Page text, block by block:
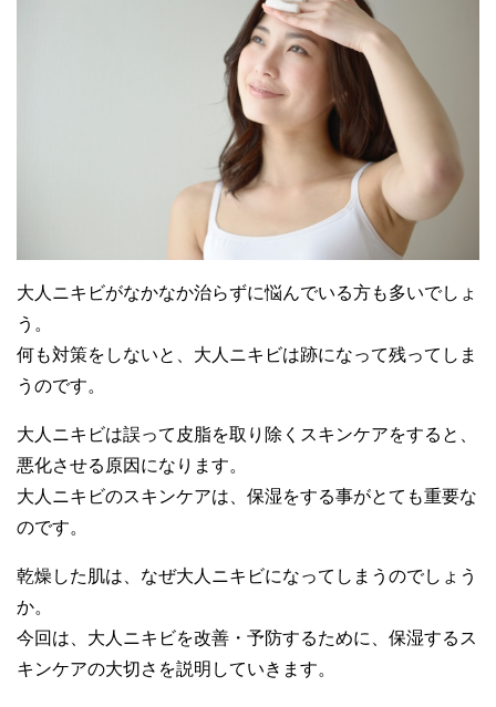
大人ニキビがなかなか治らずに悩んでいる方も多いでしょ
う。
何も対策をしないと、大人ニキビは跡になって残ってしま
うのです。
大人ニキビは誤って皮脂を取り除くスキンケアをすると、
悪化させる原因になります。
大人ニキビのスキンケアは、保湿をする事がとても重要な
のです。
乾燥した肌は、なぜ大人ニキビになってしまうのでしょう
か。
今回は、大人ニキビを改善・予防するために、保湿するス
キンケアの大切さを説明していきます。